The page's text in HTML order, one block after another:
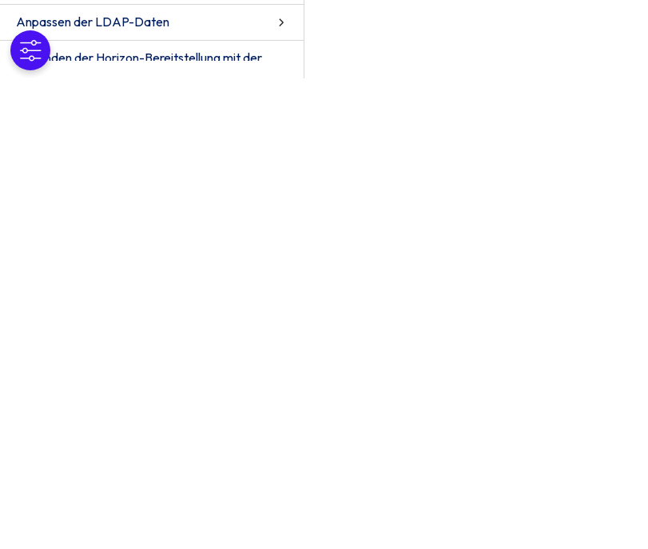
Anpassen der LDAP-Daten
Verbinden der Horizon-Bereitstellung mit der
Horizon Control Plane